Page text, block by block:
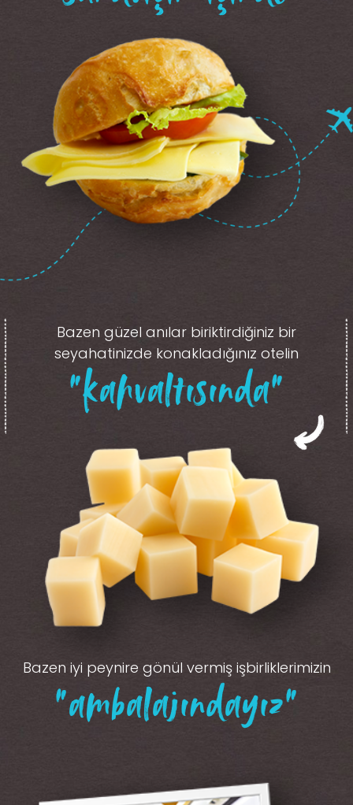
Bazen güzel anılar biriktirdiğiniz bir
seyahatinizde konakladığınız otelin
“kahvaltısında”
Bazen iyi peynire gönül vermiş işbirliklerimizin
“ambalajındayız”